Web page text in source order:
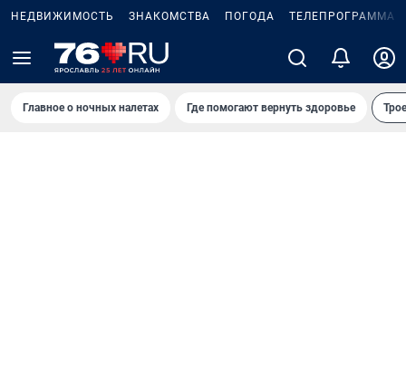
НЕДВИЖИМОСТЬ ЗНАКОМСТВА ПОГОДА ТЕЛЕПРОГРАММА
Главное о ночных налетах Где помогают вернуть здоровье